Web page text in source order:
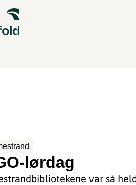
lørdag
var så